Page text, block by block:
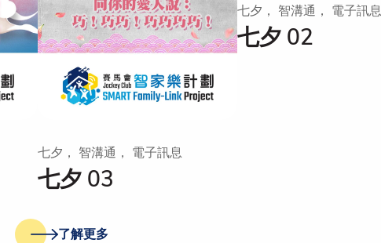
七夕 03
七夕， 智溝通， 電子訊息
七夕 02
七夕， 智溝通， 電子訊息
了解更多